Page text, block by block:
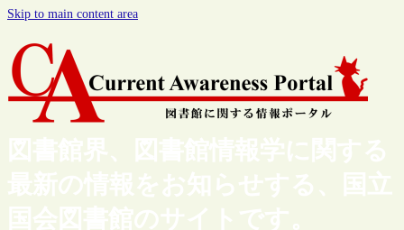
Skip to main content area
図書館界、図書館情報学に関する
最新の情報をお知らせする、国立
国会図書館のサイトです。